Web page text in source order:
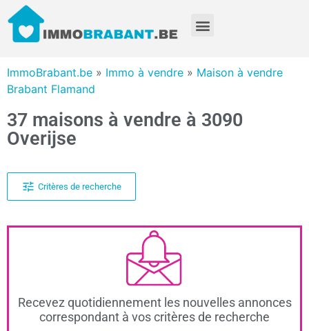
ImmoBrabant.be » Immo à vendre » Maison à vendre
Brabant Flamand
37 maisons à vendre à 3090
Overijse
Critères de recherche
Recevez quotidiennement les nouvelles annonces
correspondant à vos critères de recherche